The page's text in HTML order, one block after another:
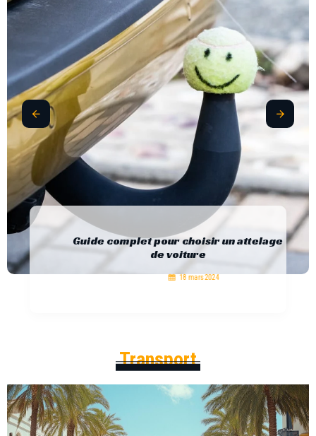
Guide complet pour choisir un attelage
de voiture
18 mars 2024
Transport